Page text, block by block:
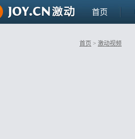
首页
首页 > 激动视频